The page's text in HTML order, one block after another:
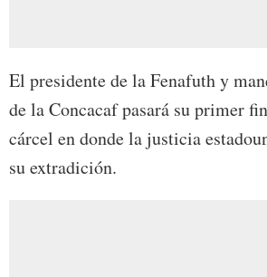
El presidente de la Fenafuth y
de la Concacaf pasará su primer
cárcel en donde la justicia
su extradición.